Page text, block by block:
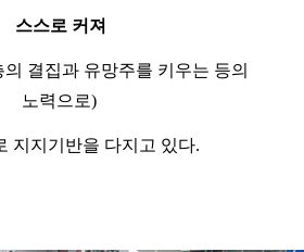
스스로 커져
결집과 유망주를 키우는 등의
노력으로)
지지기반을 다지고 있다.